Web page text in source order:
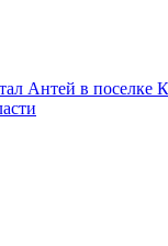
Антей в поселке